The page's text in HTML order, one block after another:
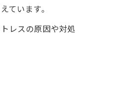
ています。
レスの原因や対処